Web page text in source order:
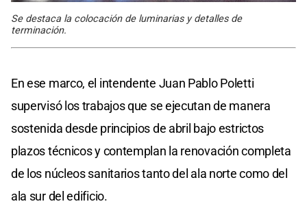
Se destaca la colocación de luminarias y detalles de
terminación.
En ese marco, el intendente Juan Pablo Poletti
supervisó los trabajos que se ejecutan de manera
sostenida desde principios de abril bajo estrictos
plazos técnicos y contemplan la renovación completa
de los núcleos sanitarios tanto del ala norte como del
ala sur del edificio.